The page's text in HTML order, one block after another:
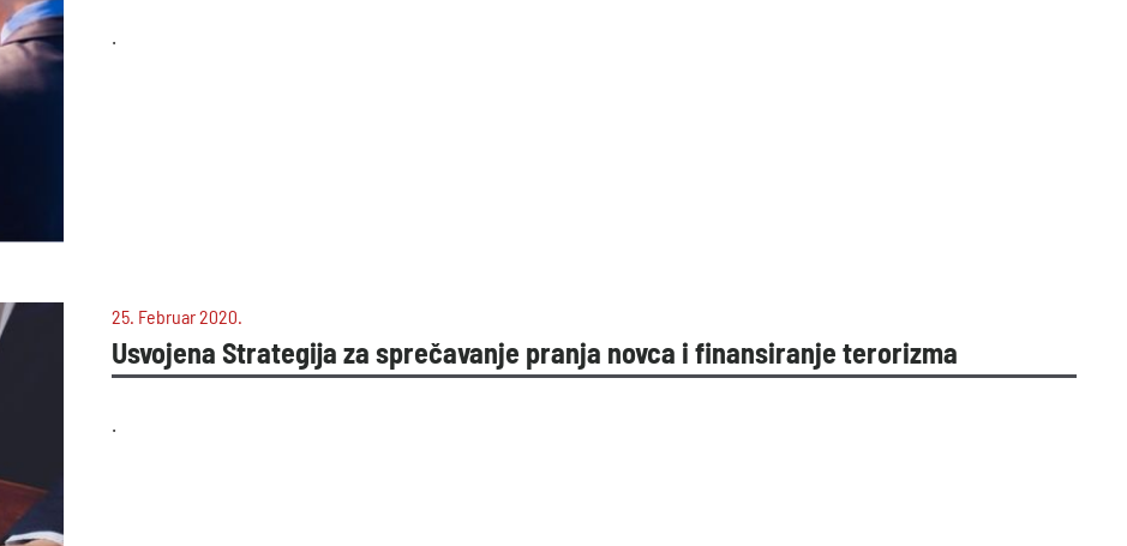
.
25. Februar 2020.
Usvojena Strategija za sprečavanje pranja novca i finansiranje terorizma
.